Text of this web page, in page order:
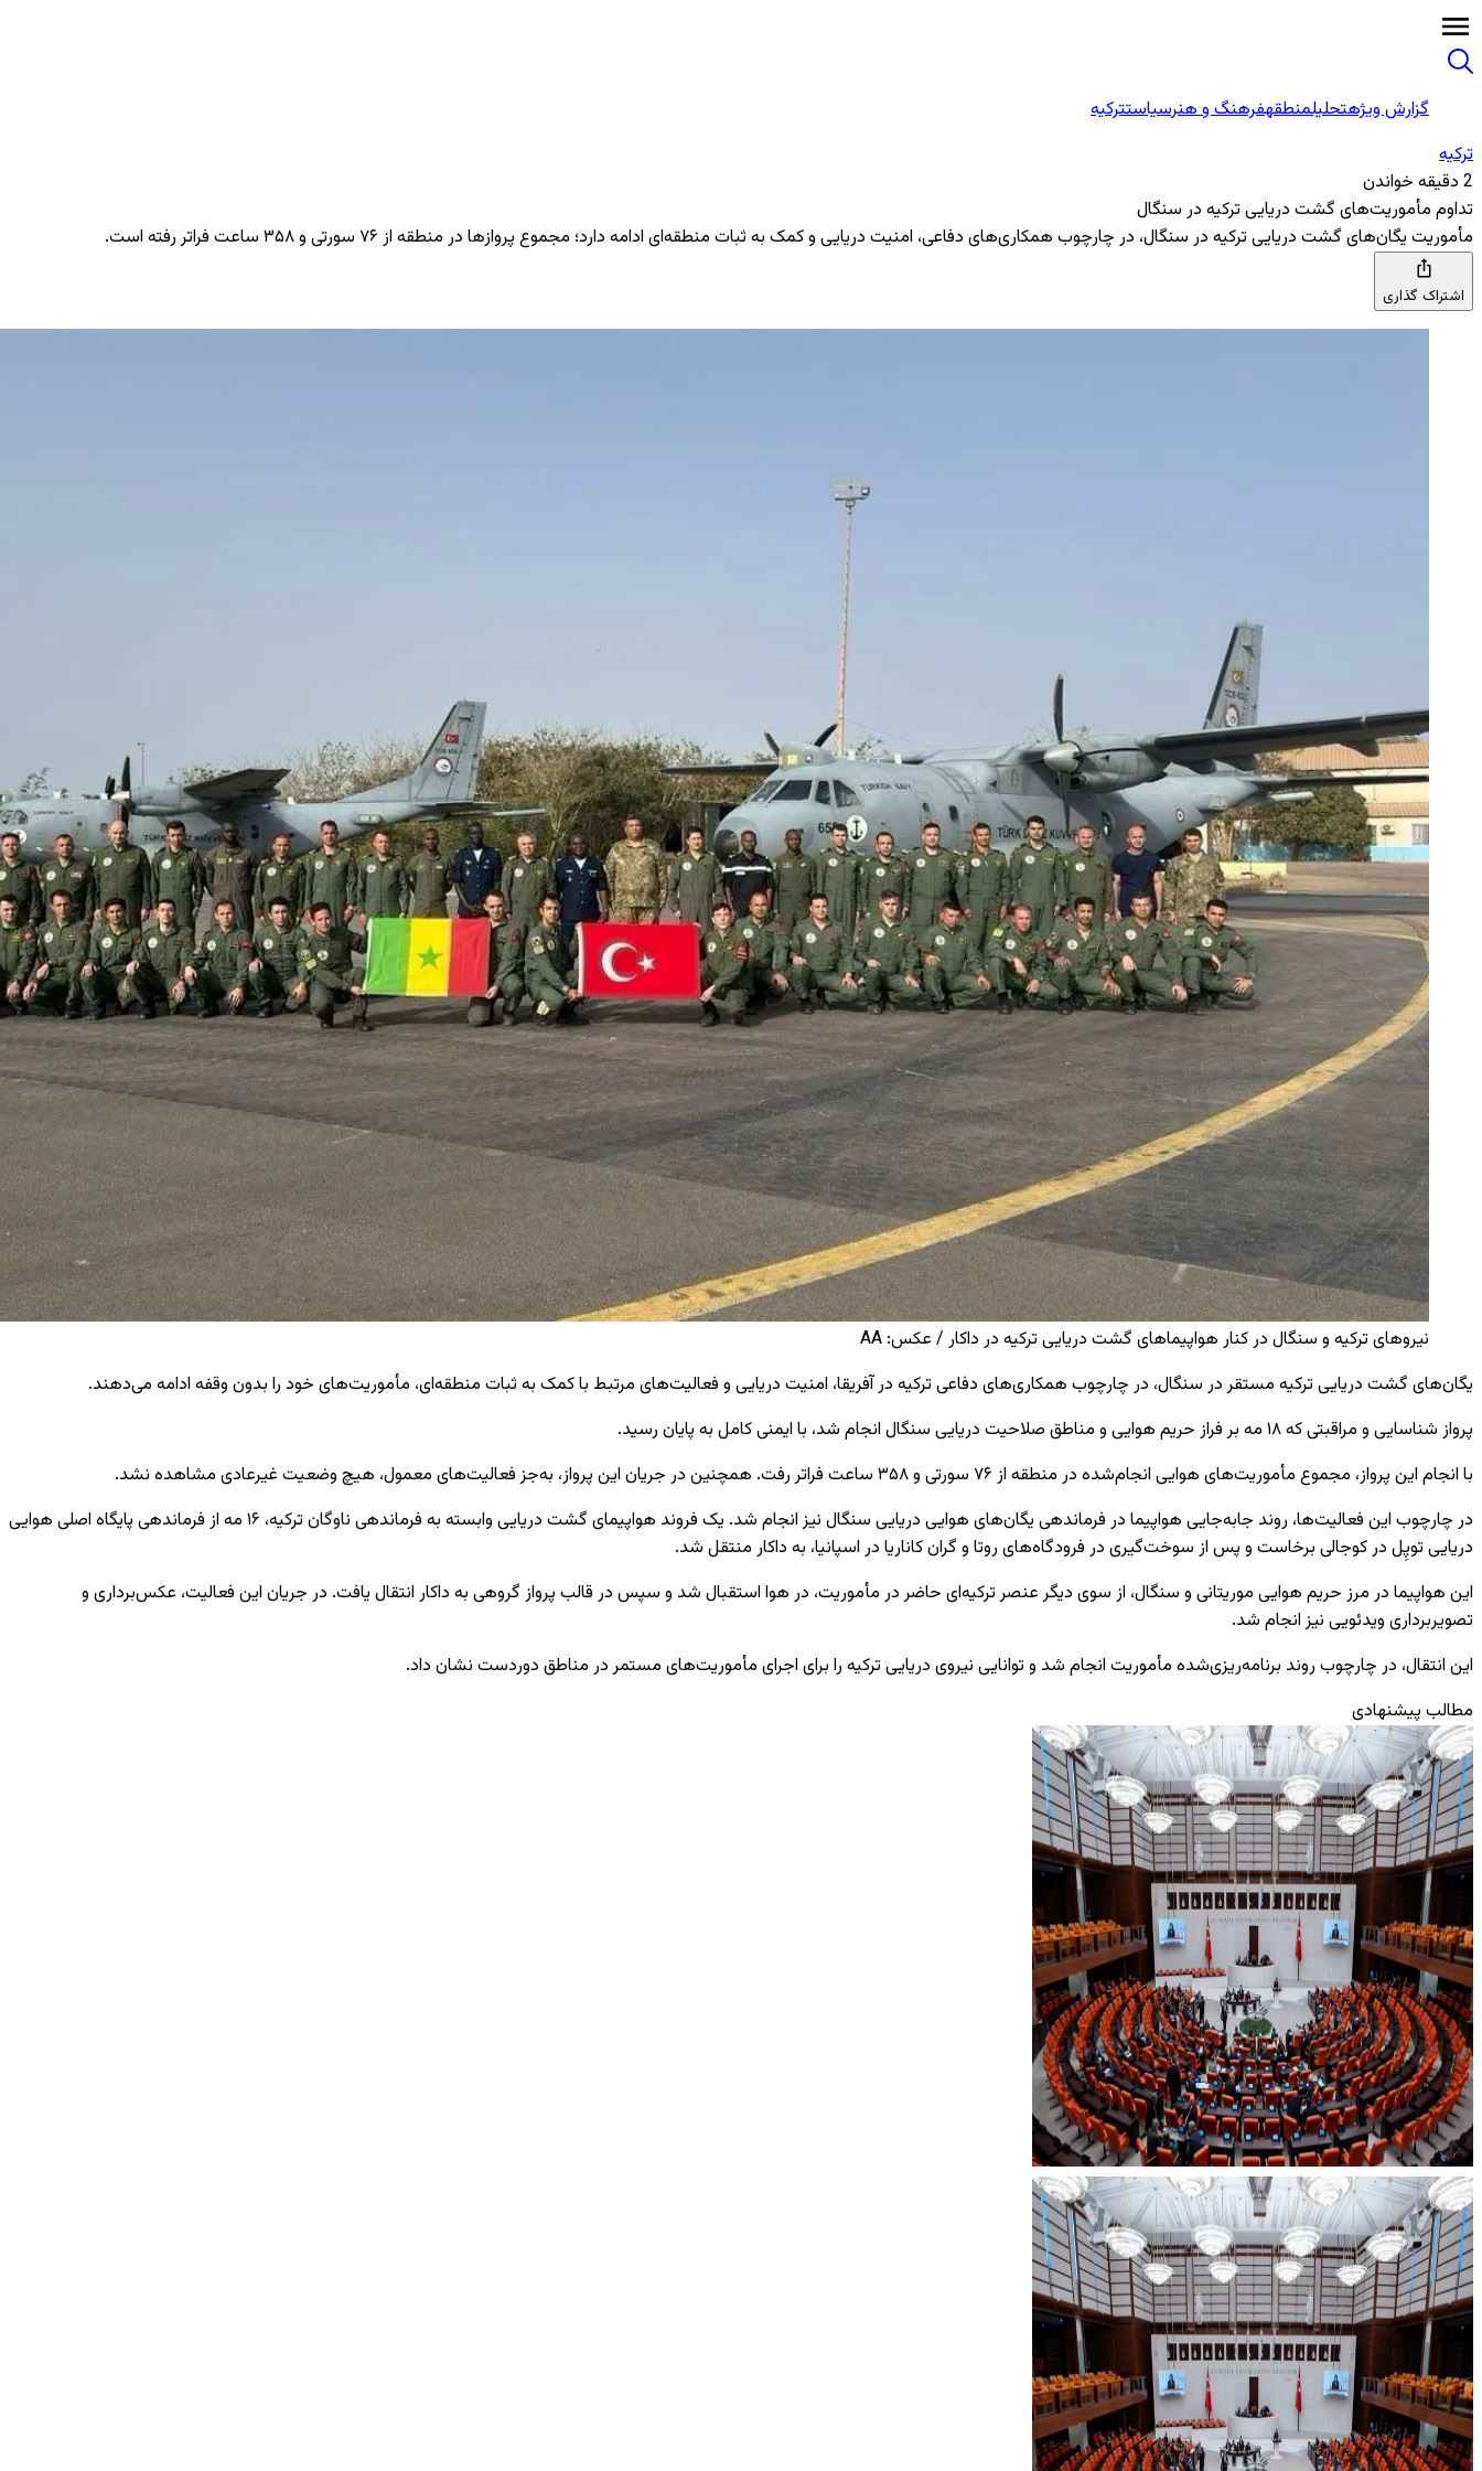
گزارش ویژهتحلیلمنطقهفرهنگ و هنرسیاستترکیه
ترکیه
2 دقیقه خواندن
تداوم مأموریت‌های گشت دریایی ترکیه در سنگال
مأموریت یگان‌های گشت دریایی ترکیه در سنگال، در چارچوب همکاری‌های دفاعی، امنیت دریایی و کمک به ثبات منطقه‌ای ادامه دارد؛ مجموع پروازها در منطقه از ۷۶ سورتی و ۳۵۸ ساعت فراتر رفته است.
اشتراک گذاری
نیروهای ترکیه و سنگال در کنار هواپیماهای گشت دریایی ترکیه در داکار / عکس: AA
یگان‌های گشت دریایی ترکیه مستقر در سنگال، در چارچوب همکاری‌های دفاعی ترکیه در آفریقا، امنیت دریایی و فعالیت‌های مرتبط با کمک به ثبات منطقه‌ای، مأموریت‌های خود را بدون وقفه ادامه می‌دهند.
پرواز شناسایی و مراقبتی که ۱۸ مه بر فراز حریم هوایی و مناطق صلاحیت دریایی سنگال انجام شد، با ایمنی کامل به پایان رسید.
با انجام این پرواز، مجموع مأموریت‌های هوایی انجام‌شده در منطقه از ۷۶ سورتی و ۳۵۸ ساعت فراتر رفت. همچنین در جریان این پرواز، به‌جز فعالیت‌های معمول، هیچ وضعیت غیرعادی مشاهده نشد.
در چارچوب این فعالیت‌ها، روند جابه‌جایی هواپیما در فرماندهی یگان‌های هوایی دریایی سنگال نیز انجام شد. یک فروند هواپیمای گشت دریایی وابسته به فرماندهی ناوگان ترکیه، ۱۶ مه از فرماندهی پایگاه اصلی هوایی
دریایی توپِل در کوجالی برخاست و پس از سوخت‌گیری در فرودگاه‌های روتا و گران کاناریا در اسپانیا، به داکار منتقل شد.
این هواپیما در مرز حریم هوایی موریتانی و سنگال، از سوی دیگر عنصر ترکیه‌ای حاضر در مأموریت، در هوا استقبال شد و سپس در قالب پرواز گروهی به داکار انتقال یافت. در جریان این فعالیت، عکس‌برداری و
تصویربرداری ویدئویی نیز انجام شد.
این انتقال، در چارچوب روند برنامه‌ریزی‌شده مأموریت انجام شد و توانایی نیروی دریایی ترکیه را برای اجرای مأموریت‌های مستمر در مناطق دوردست نشان داد.
مطالب پیشنهادی